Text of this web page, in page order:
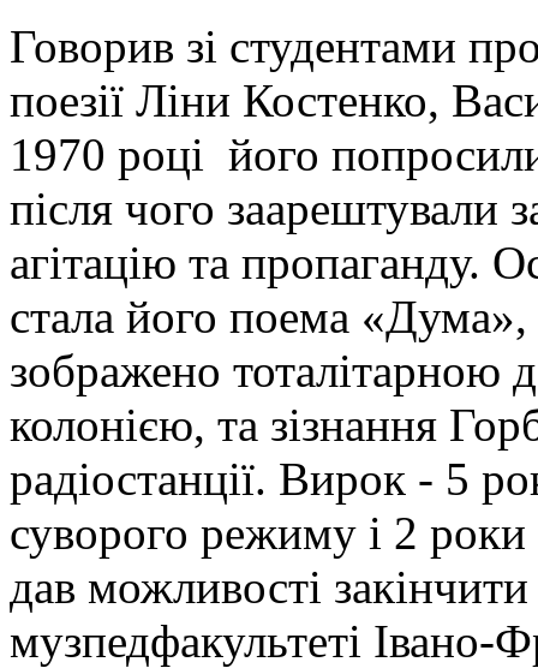
Говорив зі студентами
поезії Ліни Костенко,
1970 році його
після чого заарештували
агітацію та пропаганду.
стала його поема
зображено тоталітарною
колонією, та зізнання
радіостанції. Вирок - 5
суворого режиму і 2
дав можливості
музпедфакультеті Івано-